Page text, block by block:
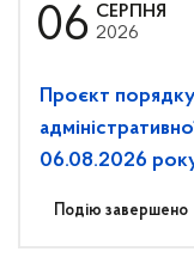
06 СЕРПНЯ
2026
Проєкт порядку
06.08.2026
Подію завершено